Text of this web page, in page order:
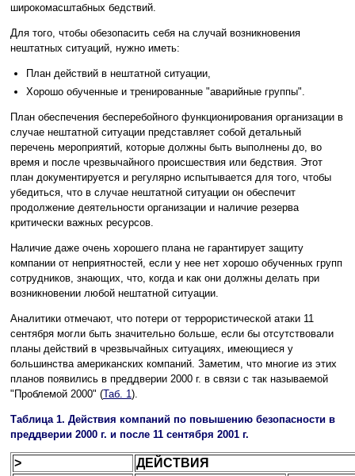
широкомасштабных бедствий.
Для того, чтобы обезопасить себя на случай возникновения
нештатных ситуаций, нужно иметь:
План действий в нештатной ситуации,
Хорошо обученные и тренированные "аварийные группы".
План обеспечения бесперебойного функционирования организации в
случае нештатной ситуации представляет собой детальный
перечень мероприятий, которые должны быть выполнены до, во
время и после чрезвычайного происшествия или бедствия. Этот
план документируется и регулярно испытывается для того, чтобы
убедиться, что в случае нештатной ситуации он обеспечит
продолжение деятельности организации и наличие резерва
критически важных ресурсов.
Наличие даже очень хорошего плана не гарантирует защиту
компании от неприятностей, если у нее нет хорошо обученных групп
сотрудников, знающих, что, когда и как они должны делать при
возникновении любой нештатной ситуации.
Аналитики отмечают, что потери от террористической атаки 11
сентября могли быть значительно больше, если бы отсутствовали
планы действий в чрезвычайных ситуациях, имеющиеся у
большинства американских компаний. Заметим, что многие из этих
планов появились в преддверии 2000 г. в связи с так называемой
"Проблемой 2000" (Таб. 1).
Таблица 1. Действия компаний по повышению безопасности в
преддверии 2000 г. и после 11 сентября 2001 г.
>
ДЕЙСТВИЯ